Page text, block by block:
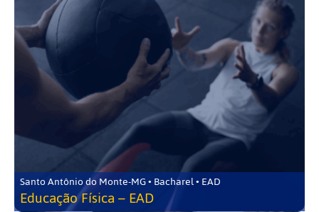
Santo Antônio do Monte-MG • Bacharel • EAD
Educação Física – EAD